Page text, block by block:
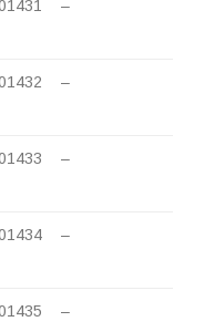
–
–
–
–
–